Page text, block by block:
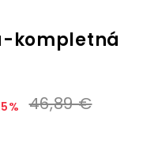
kompletná
46,89 €